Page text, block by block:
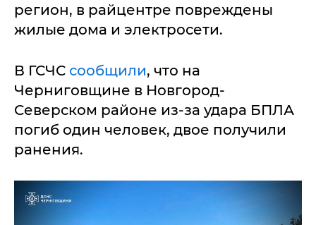
регион, в райцентре повреждены
жилые дома и электросети.
В ГСЧС сообщили, что на
Черниговщине в Новгород-
Северском районе из-за удара БПЛА
погиб один человек, двое получили
ранения.